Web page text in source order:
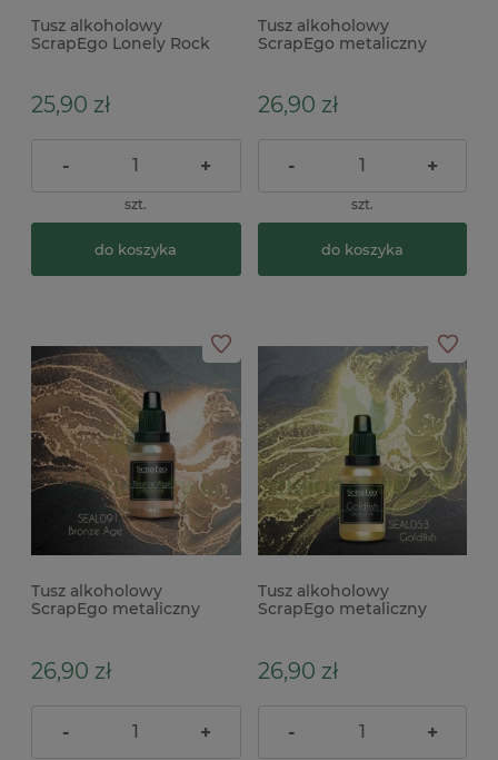
Tusz alkoholowy
ScrapEgo Lonely Rock
25,90 zł
- +
szt.
do koszyka
Tusz alkoholowy
ScrapEgo metaliczny
26,90 zł
- +
szt.
do koszyka
Tusz alkoholowy
ScrapEgo metaliczny
26,90 zł
- +
Tusz alkoholowy
ScrapEgo metaliczny
26,90 zł
- +